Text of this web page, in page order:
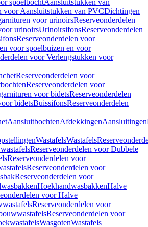
spoelbochtAansluitstukken van
voor Aansluitstukken van PVCDichtingen
voor urinoirsReserveonderdelen
urinoirsUrinoirsifonsReserveonderdelen
Reserveonderdelen voor
voor spoelbuizen en voor
voor Verlengstukken voor
Reserveonderdelen voor
Reserveonderdelen voor
voor bidetsReserveonderdelen
bidetsBuissifonsReserveonderdelen
AansluitbochtenAfdekkingenAansluitingen
WastafelsWastafels
Reserveonderdelen voor Dubbele
Reserveonderdelen voor
Reserveonderdelen voor
Reserveonderdelen voor
HoekhandwasbakkenHalve
voor Halve
Reserveonderdelen voor
Reserveonderdelen voor
WasgotenWastafels